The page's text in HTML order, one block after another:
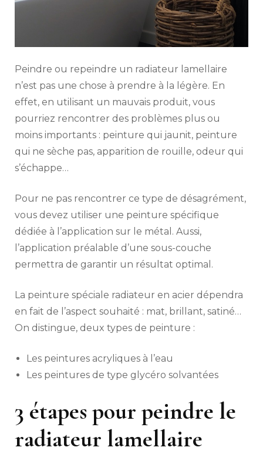
Peindre ou repeindre un radiateur lamellaire
n’est pas une chose à prendre à la légère. En
effet, en utilisant un mauvais produit, vous
pourriez rencontrer des problèmes plus ou
moins importants : peinture qui jaunit, peinture
qui ne sèche pas, apparition de rouille, odeur qui
s’échappe…
Pour ne pas rencontrer ce type de désagrément,
vous devez utiliser une peinture spécifique
dédiée à l’application sur le métal. Aussi,
l’application préalable d’une sous-couche
permettra de garantir un résultat optimal.
La peinture spéciale radiateur en acier dépendra
en fait de l’aspect souhaité : mat, brillant, satiné…
On distingue, deux types de peinture :
Les peintures acryliques à l’eau
Les peintures de type glycéro solvantées
3 étapes pour peindre le
radiateur lamellaire